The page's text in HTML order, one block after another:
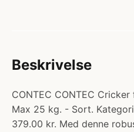
Beskrivelse
CONTEC CONTEC
Max 25 kg. - Sort.
379.00 kr. Med denne